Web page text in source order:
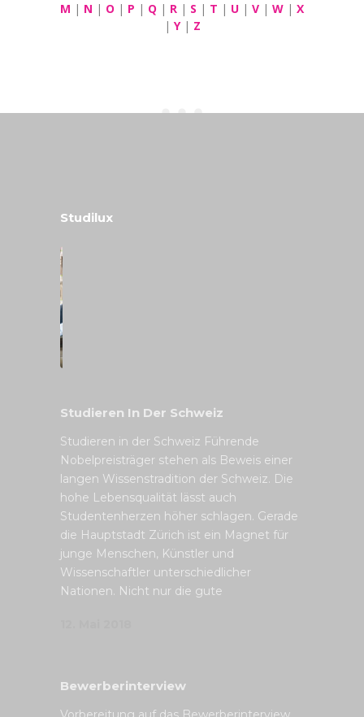
M | N | O | P | Q | R | S | T | U | V | W | X
| Y| Z
Studilux
Studieren In Der Schweiz
Studieren in der Schweiz Führende
Nobelpreisträger stehen als Beweis einer
langen Wissenstradition der Schweiz. Die
hohe Lebensqualität lässt auch
Studentenherzen höher schlagen. Gerade
die Hauptstadt Zürich ist ein Magnet für
junge Menschen, Künstler und
Wissenschaftler unterschiedlicher
Nationen. Nicht nur die gute
Bewerberinterview